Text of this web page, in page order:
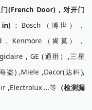
Door)，对开门
：Bosch（博世），
Kenmore（肯莫），
, GE (通用）,三星
盗) ,Miele ,Dacor(达科),
,Electrolux ...等 （检测漏